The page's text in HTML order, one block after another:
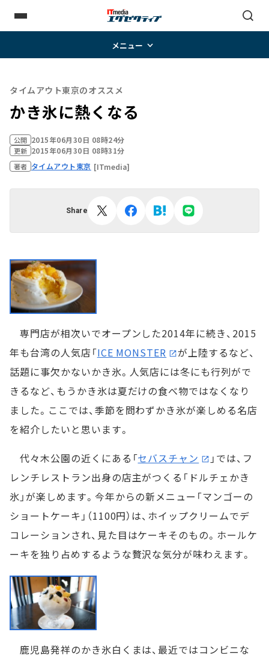
メニュー
タイムアウト東京のオススメ
かき氷に熱くなる
公開 2015年06月30日 08時24分
更新 2015年06月30日 08時31分
著者 タイムアウト東京 [ITmedia]
Share
専門店が相次いでオープンした2014年に続き、2015
年も台湾の人気店「ICE MONSTER
が上陸するなど、
話題に事欠かないかき氷。人気店には冬にも行列がで
きるなど、もうかき氷は夏だけの食べ物ではなくなり
ました。ここでは、季節を問わずかき氷が楽しめる名店
を紹介したいと思います。
代々木公園の近くにある「セバスチャン
」では、フ
レンチレストラン出身の店主がつくる「ドルチェかき
氷」が楽しめます。今年からの新メニュー「マンゴーの
ショートケーキ」（1100円）は、ホイップクリームでデ
コレーションされ、見た目はケーキそのもの。ホールケ
ーキを独り占めするような贅沢な気分が味わえます。
鹿児島発祥のかき氷白くまは、最近ではコンビニな